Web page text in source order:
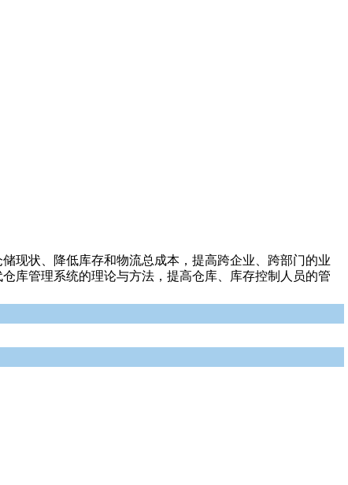
现状、降低库存和物流总成本，提高跨企业、跨部门的业
库管理系统的理论与方法，提高仓库、库存控制人员的管